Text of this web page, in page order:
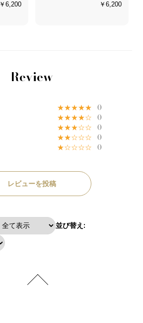
￥6,200
￥6,200
Review
★★★★★ 0
★★★★☆ 0
★★★☆☆ 0
★★☆☆☆ 0
★☆☆☆☆ 0
レビューを投稿
並び替え: